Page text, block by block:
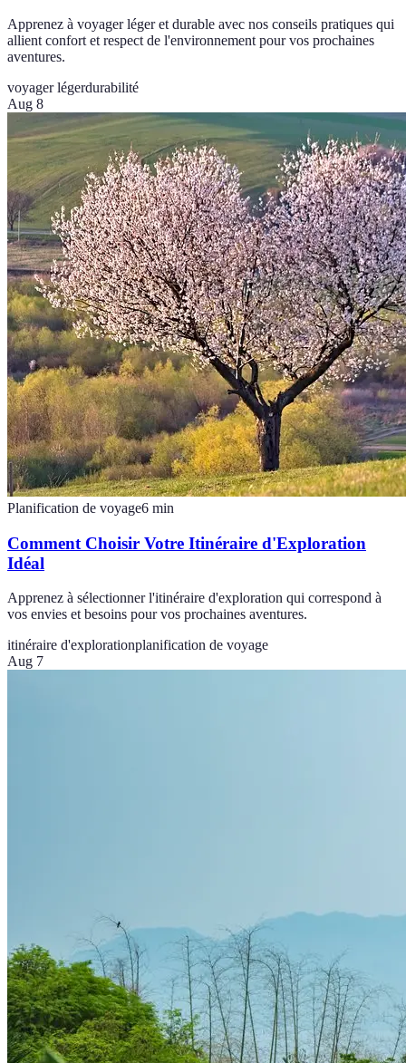
Apprenez à voyager léger et durable avec nos conseils pratiques qui
allient confort et respect de l'environnement pour vos prochaines
aventures.
voyager légerdurabilité
Aug 8
Planification de voyage6 min
Comment Choisir Votre Itinéraire d'Exploration
Idéal
Apprenez à sélectionner l'itinéraire d'exploration qui correspond à
vos envies et besoins pour vos prochaines aventures.
itinéraire d'explorationplanification de voyage
Aug 7